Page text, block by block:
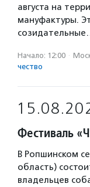
августа на
мануфактуры.
Начало: 12:00 ·
чест­во
Фестиваль
В Ропшинском
область)
владельцев